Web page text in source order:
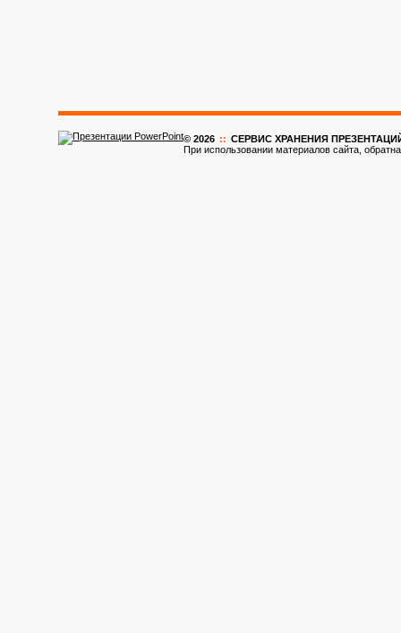
© 2026 :: CЕРВИС ХРАНЕНИЯ ПРЕЗЕНТАЦИЙ
При использовании материалов сайта,